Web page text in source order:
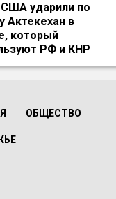
США ударили по
Актекехан в
который
РФ и КНР
ОБЩЕСТВО